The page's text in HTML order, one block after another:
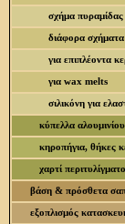
σχήμα πυραμίδας
διάφορα σχήματα
για επιπλέοντα
για wax melts
σιλικόνη για
κύπελλα
κηροπήγια, θήκες
χαρτί
βάση & πρόσθετα
εξοπλισμός